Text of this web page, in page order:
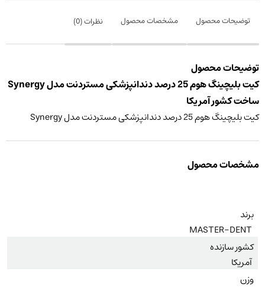
توضیحات محصول مشخصات محصول نظرات (0
)
توضیحات محصول
کیت بلیچینگ هوم 25 درصد دندانپزشکی مستردنت مدل Synergy
ساخت کشور آمریکا
کیت بلیچینگ هوم 25 درصد دندانپزشکی مستردنت مدل Synergy
مشخصات محصول
برند
MASTER-DENT
کشور سازنده
آمریکا
وزن